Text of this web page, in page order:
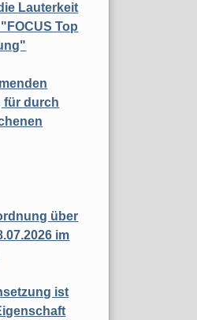
Lauterkeit
Top
für durch
über
im
ist